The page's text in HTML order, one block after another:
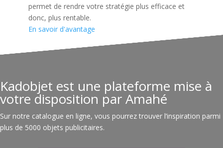
permet de rendre votre stratégie plus efficace et
donc, plus rentable.
En savoir d'avantage
Kadobjet est une plateforme mise à
votre disposition par Amahé
Sur notre catalogue en ligne, vous pourrez trouver l’inspiration parmi
plus de 5000 objets publicitaires.